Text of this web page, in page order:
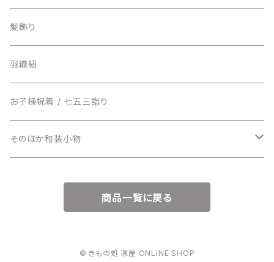
髪飾り
羽織紐
お子様祝着 / 七五三詣り
そのほか和装小物
商品一覧に戻る
© きもの処 凛屋 ONLINE SHOP